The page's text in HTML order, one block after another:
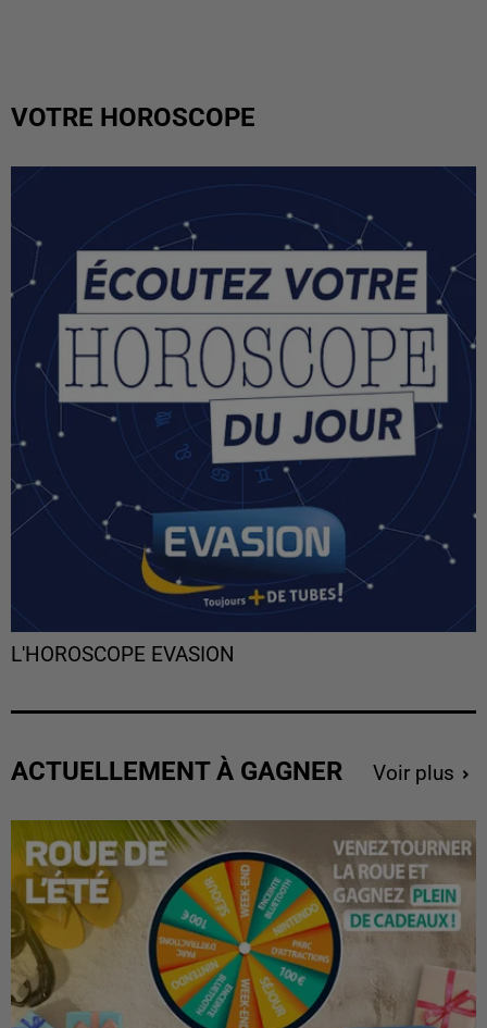
VOTRE HOROSCOPE
L'HOROSCOPE EVASION
ACTUELLEMENT À GAGNER Voir plus